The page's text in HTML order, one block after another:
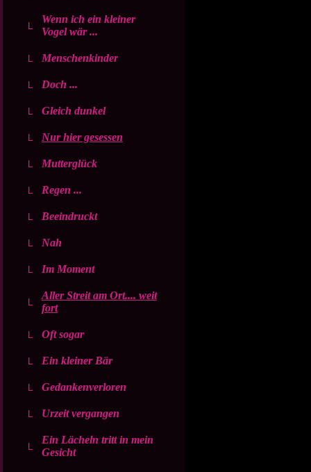
Wenn ich ein kleiner
Vogel wär ...
Menschenkinder
Doch ...
Gleich dunkel
Nur hier gesessen
Mutterglück
Regen ...
Beeindruckt
Nah
Im Moment
Aller Streit am Ort.... weit
fort
Oft sogar
Ein kleiner Bär
Gedankenverloren
Urzeit vergangen
Ein Lächeln tritt in mein
Gesicht